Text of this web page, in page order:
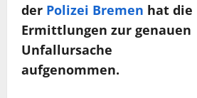
der Polizei Bremen hat die
Ermittlungen zur genauen
Unfallursache
aufgenommen.